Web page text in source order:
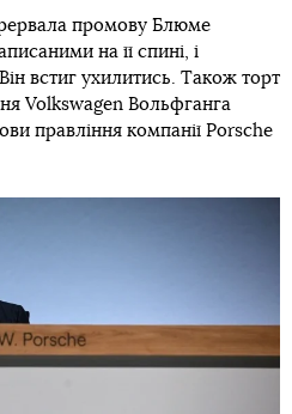
промову Блюме
на її спині, і
встиг ухилитись. Також торт
Volkswagen Вольфганга
правління компанії Porsche